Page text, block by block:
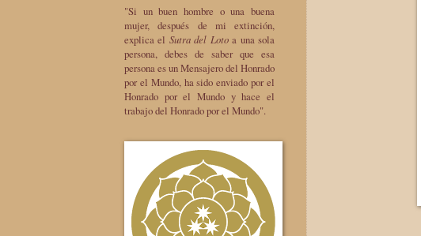
"Si un buen hombre o una buena
mujer, después de mi extinción,
explica el Sutra del Lotoa una sola
persona, debes de saber que esa
persona es un Mensajero del Honrado
por el Mundo, ha sido enviado por el
Honrado por el Mundo y hace el
trabajo del Honrado por el Mundo".